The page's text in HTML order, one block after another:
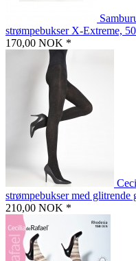
strømpebukser X-Extreme,
170,00 NOK *
strømpebukser med glitrende
210,00 NOK *